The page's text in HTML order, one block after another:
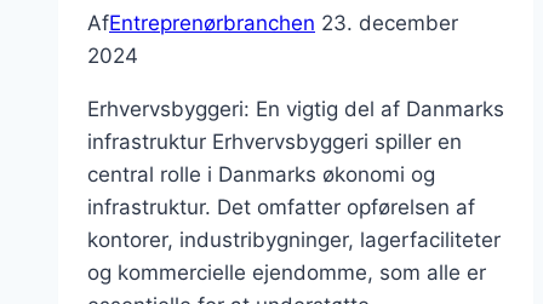
AfEntreprenørbranchen 23. december
2024
Erhvervsbyggeri: En vigtig del af Danmarks
infrastruktur Erhvervsbyggeri spiller en
central rolle i Danmarks økonomi og
infrastruktur. Det omfatter opførelsen af
kontorer, industribygninger, lagerfaciliteter
og kommercielle ejendomme, som alle er